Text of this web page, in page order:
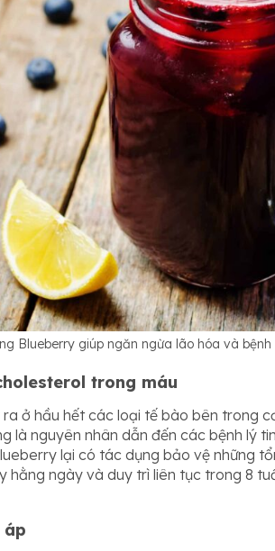
Blueberry giúp ngăn ngừa lão hóa và
trong máu
ở hầu hết các loại tế bào bên trong
là nguyên nhân dẫn đến các bệnh lý
lại có tác dụng bảo vệ những
hằng ngày và duy trì liên tục trong 8
áp